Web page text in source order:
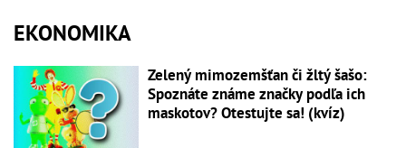
EKONOMIKA
Zelený mimozemšťan či žltý šašo:
Spoznáte známe značky podľa ich
maskotov? Otestujte sa! (kvíz)